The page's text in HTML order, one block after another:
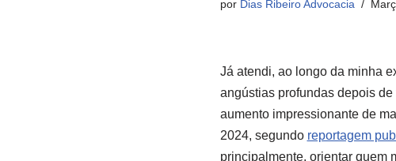
por Dias Ribeiro Advocacia
Já atendi, ao longo da minha
angústias profundas depois
aumento impressionante de
2024, segundo reportagem
principalmente, orientar quem